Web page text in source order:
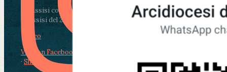
Da Assisi con i giovani per Celebrare il Perdono
di Assisi del 2 Ag...
Video
View on Facebook
· Share